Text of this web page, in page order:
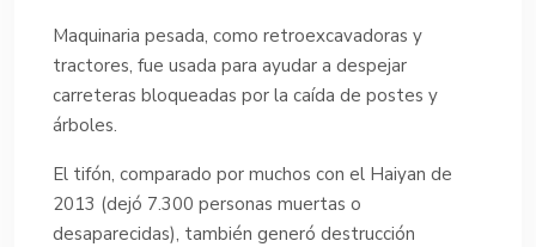
Maquinaria pesada, como retroexcavadoras y
tractores, fue usada para ayudar a despejar
carreteras bloqueadas por la caída de postes y
árboles.
El tifón, comparado por muchos con el Haiyan de
2013 (dejó 7.300 personas muertas o
desaparecidas), también generó destrucción